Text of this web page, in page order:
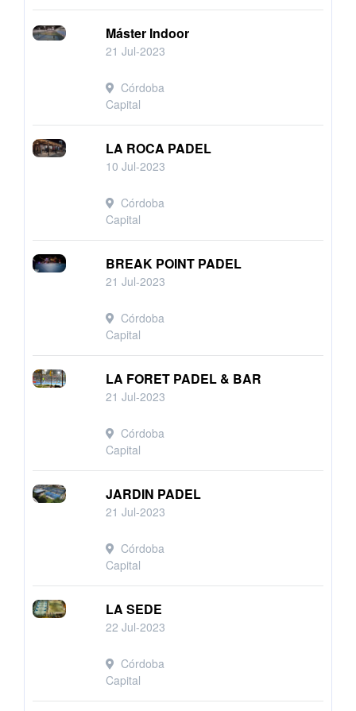
Máster Indoor
21 Jul-2023
Córdoba
Capital
LA ROCA PADEL
10 Jul-2023
Córdoba
Capital
BREAK POINT PADEL
21 Jul-2023
Córdoba
Capital
LA FORET PADEL & BAR
21 Jul-2023
Córdoba
Capital
JARDIN PADEL
21 Jul-2023
Córdoba
Capital
LA SEDE
22 Jul-2023
Córdoba
Capital